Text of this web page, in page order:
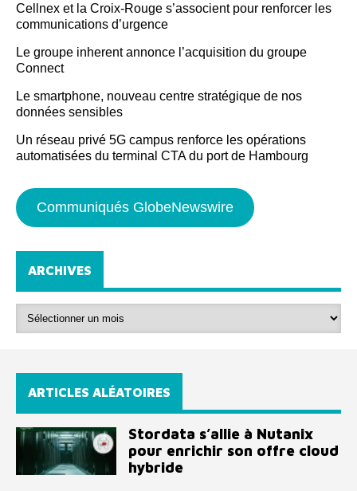
Cellnex et la Croix-Rouge s’associent pour renforcer les
communications d’urgence
Le groupe inherent annonce l’acquisition du groupe
Connect
Le smartphone, nouveau centre stratégique de nos
données sensibles
Un réseau privé 5G campus renforce les opérations
automatisées du terminal CTA du port de Hambourg
Communiqués GlobeNewswire
ARCHIVES
ARTICLES ALÉATOIRES
Stordata s’allie à Nutanix
pour enrichir son offre cloud
hybride